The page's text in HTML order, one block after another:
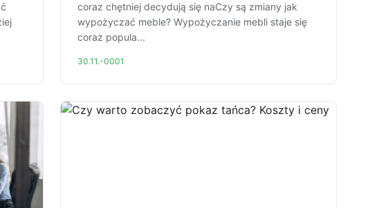
coraz chętniej decydują się naCzy są zmiany jak
wypożyczać meble? Wypożyczanie mebli staje się
coraz popula...
30.11.-0001